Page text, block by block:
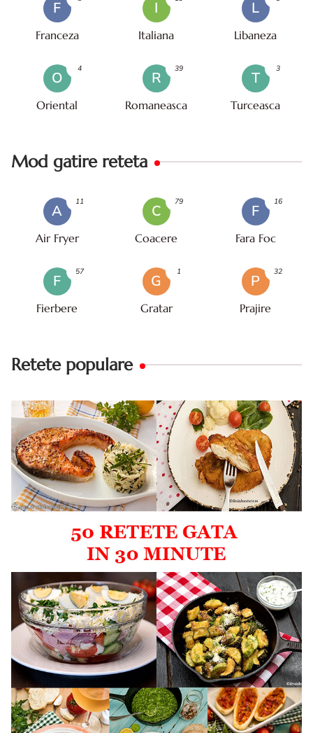
F
Franceza
I
Italiana
L
Libaneza
O
Oriental
4
R
Romaneasca
39
T
Turceasca
3
Mod gatire reteta
A
Air Fryer
11
C
Coacere
79
F
Fara Foc
16
F
Fierbere
57
G
Gratar
1
P
Prajire
32
Retete populare